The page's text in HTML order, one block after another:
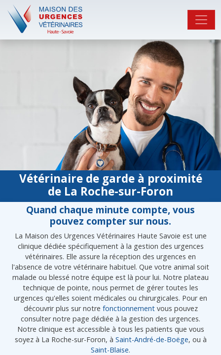
Vétérinaire de garde à proximité
de La Roche-sur-Foron
Quand chaque minute compte, vous
pouvez compter sur nous.
La Maison des Urgences Vétérinaires Haute Savoie est une
clinique dédiée spécifiquement à la gestion des urgences
vétérinaires. Elle assure la réception des urgences en
l'absence de votre vétérinaire habituel. Que votre animal soit
malade ou blessé notre équipe est là pour lui. Notre plateau
technique de pointe, nous permet de gérer toutes les
urgences qu'elles soient médicales ou chirurgicales. Pour en
découvrir plus sur notre fonctionnementvous pouvez
consulter notre page dédiée à la gestion des urgences.
Notre clinique est accessible à tous les patients que vous
soyez à La Roche-sur-Foron, à Saint-André-de-Boëge, ou à
Saint-Blaise.